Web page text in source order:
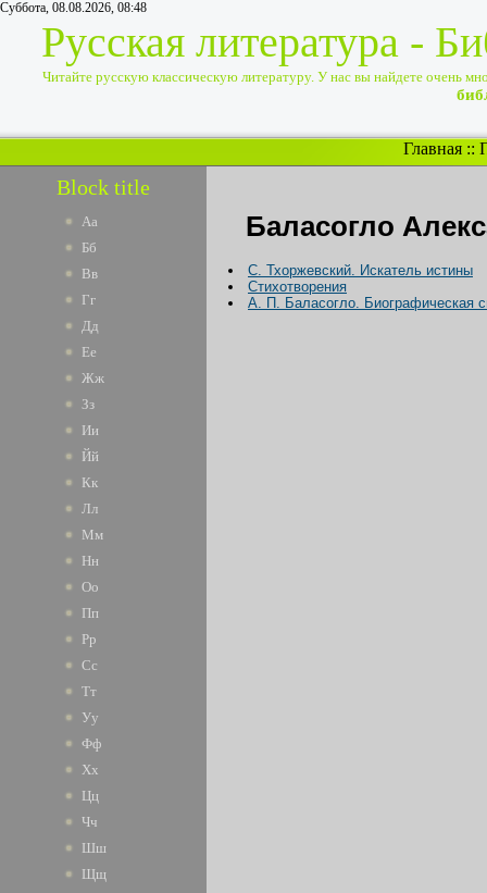
Суббота, 08.08.2026, 08:48
Русская литература -
Читайте русскую классическую литературу. У нас вы найдете очень
Главная ::
Block title
Аа
Бб
Вв
Гг
Дд
Ее
Жж
Зз
Ии
Йй
Кк
Лл
Мм
Нн
Оо
Пп
Рр
Сс
Тт
Уу
Фф
Хх
Цц
Чч
Шш
Щщ
Баласогло
С. Тхоржевский. Искатель истины
Стихотворения
А. П. Баласогло. Биографическая